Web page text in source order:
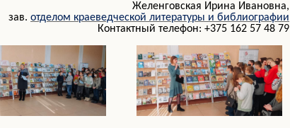
Желенговская Ирина Ивановна,
зав. отделом краеведческой литературы и библиографии
телефон: +375 162 57 48 79